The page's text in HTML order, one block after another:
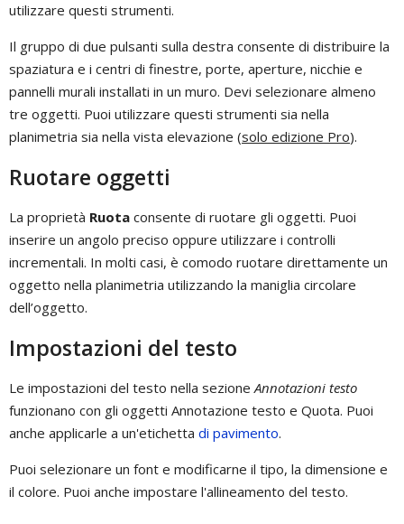
utilizzare questi strumenti.
Il gruppo di due pulsanti sulla destra consente di distribuire la
spaziatura e i centri di finestre, porte, aperture, nicchie e
pannelli murali installati in un muro. Devi selezionare almeno
tre oggetti. Puoi utilizzare questi strumenti sia nella
planimetria sia nella vista elevazione (solo edizione Pro).
Ruotare oggetti
La proprietà Ruota consente di ruotare gli oggetti. Puoi
inserire un angolo preciso oppure utilizzare i controlli
incrementali. In molti casi, è comodo ruotare direttamente un
oggetto nella planimetria utilizzando la maniglia circolare
dell’oggetto.
Impostazioni del testo
Le impostazioni del testo nella sezione Annotazioni testo
funzionano con gli oggetti Annotazione testo e Quota. Puoi
anche applicarle a un'etichetta di pavimento.
Puoi selezionare un font e modificarne il tipo, la dimensione e
il colore. Puoi anche impostare l'allineamento del testo.